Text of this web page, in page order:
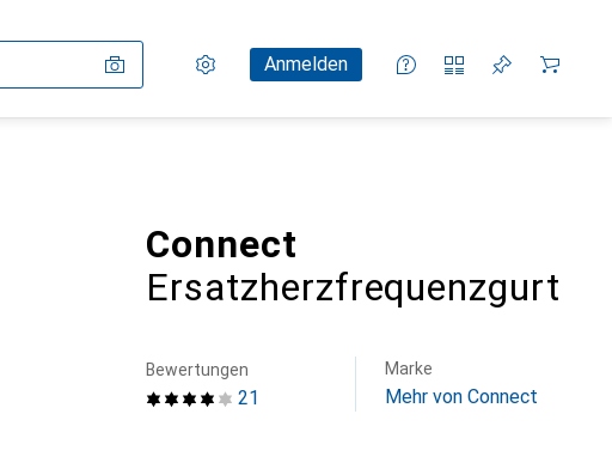
Einstellungen
KundenkontoAnmelden
Vergleichslisten
Merklisten
Warenkorb
Connect
Ersatzherzfrequenzgurt
21
Bewertungen Marke
Mehr von Connect